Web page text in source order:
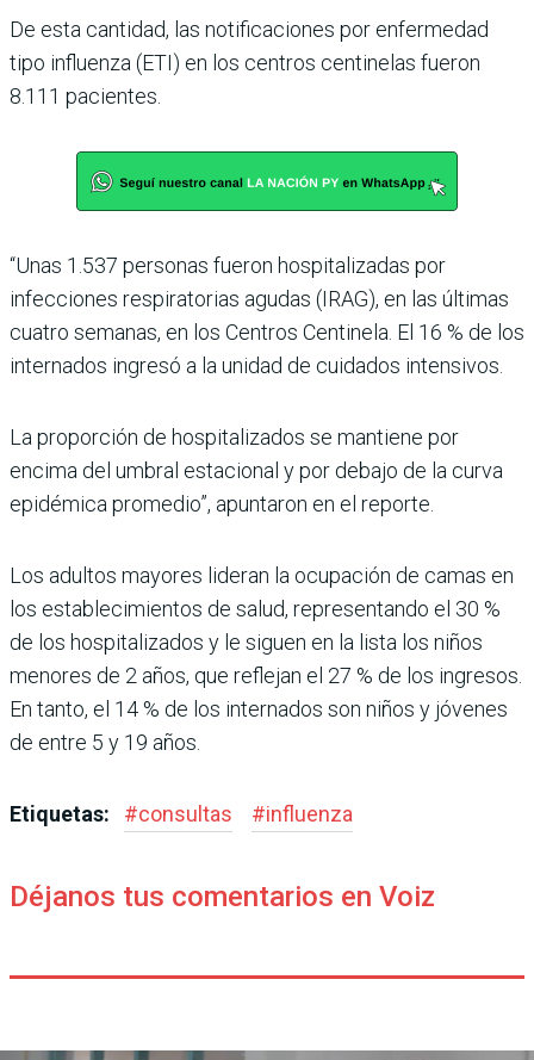
De esta cantidad, las notificaciones por enfermedad
tipo influenza (ETI) en los centros centinelas fueron
8.111 pacientes.
“Unas 1.537 personas fueron hospitalizadas por
infecciones respiratorias agudas (IRAG), en las últimas
cuatro semanas, en los Centros Centinela. El 16 % de los
internados ingresó a la unidad de cuidados intensivos.
La proporción de hospitalizados se mantiene por
encima del umbral estacional y por debajo de la curva
epidémica promedio”, apuntaron en el reporte.
Los adultos mayores lideran la ocupación de camas en
los establecimientos de salud, representando el 30 %
de los hospitalizados y le siguen en la lista los niños
menores de 2 años, que reflejan el 27 % de los ingresos.
En tanto, el 14 % de los internados son niños y jóvenes
de entre 5 y 19 años.
Etiquetas: #consultas #influenza
Déjanos tus comentarios en Voiz